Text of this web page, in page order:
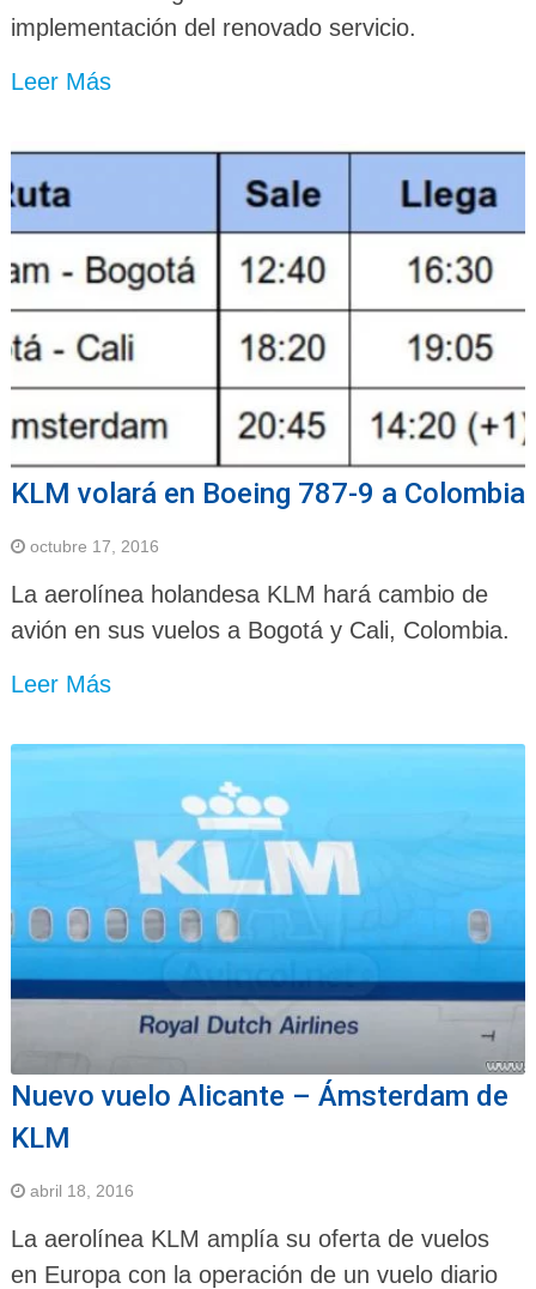
implementación del renovado servicio.
Leer Más
KLM volará en Boeing 787-9 a Colombia
octubre 17, 2016
La aerolínea holandesa KLM hará cambio de
avión en sus vuelos a Bogotá y Cali, Colombia.
Leer Más
Nuevo vuelo Alicante – Ámsterdam de
KLM
abril 18, 2016
La aerolínea KLM amplía su oferta de vuelos
en Europa con la operación de un vuelo diario